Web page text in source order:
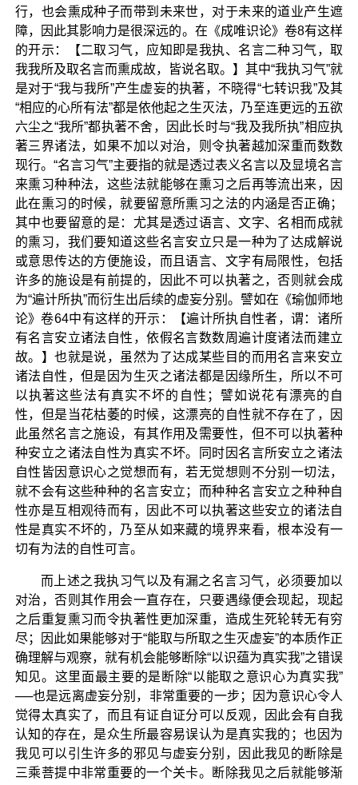
行，也会熏成种子而带到未来世，对于未来的道业产生遮
障，因此其影响力是很深远的。在《成唯识论》卷8有这样
的开示：【二取习气，应知即是我执、名言二种习气，取
我我所及取名言而熏成故，皆说名取。】其中“我执习气”就
是对于“我与我所”产生虚妄的执著，不晓得“七转识我”及其
“相应的心所有法”都是依他起之生灭法，乃至连更远的五欲
六尘之“我所”都执著不舍，因此长时与“我及我所执”相应执
著三界诸法，如果不加以对治，则令执著越加深重而数数
现行。“名言习气”主要指的就是透过表义名言以及显境名言
来熏习种种法，这些法就能够在熏习之后再等流出来，因
此在熏习的时候，就要留意所熏习之法的内涵是否正确；
其中也要留意的是：尤其是透过语言、文字、名相而成就
的熏习，我们要知道这些名言安立只是一种为了达成解说
或意思传达的方便施设，而且语言、文字有局限性，包括
许多的施设是有前提的，因此不可以执著之，否则就会成
为“遍计所执”而衍生出后续的虚妄分别。譬如在《瑜伽师地
论》卷64中有这样的开示：【遍计所执自性者，谓：诸所
有名言安立诸法自性，依假名言数数周遍计度诸法而建立
故。】也就是说，虽然为了达成某些目的而用名言来安立
诸法自性，但是因为生灭之诸法都是因缘所生，所以不可
以执著这些法有真实不坏的自性；譬如说花有漂亮的自
性，但是当花枯萎的时候，这漂亮的自性就不存在了，因
此虽然名言之施设，有其作用及需要性，但不可以执著种
种安立之诸法自性为真实不坏。同时因名言所安立之诸法
自性皆因意识心之觉想而有，若无觉想则不分别一切法，
就不会有这些种种的名言安立；而种种名言安立之种种自
性亦是互相观待而有，因此不可以执著这些安立的诸法自
性是真实不坏的，乃至从如来藏的境界来看，根本没有一
切有为法的自性可言。
而上述之我执习气以及有漏之名言习气，必须要加以
对治，否则其作用会一直存在，只要遇缘便会现起，现起
之后重复熏习而令执著性更加深重，造成生死轮转无有穷
尽；因此如果能够对于“能取与所取之生灭虚妄”的本质作正
确理解与观察，就有机会能够断除“以识蕴为真实我”之错误
知见。这里面最主要的是断除“以能取之意识心为真实我”
──也是远离虚妄分别，非常重要的一步；因为意识心令人
觉得太真实了，而且有证自证分可以反观，因此会有自我
认知的存在，是众生所最容易误认为是真实我的；也因为
我见可以引生许多的邪见与虚妄分别，因此我见的断除是
三乘菩提中非常重要的一个关卡。断除我见之后就能够渐